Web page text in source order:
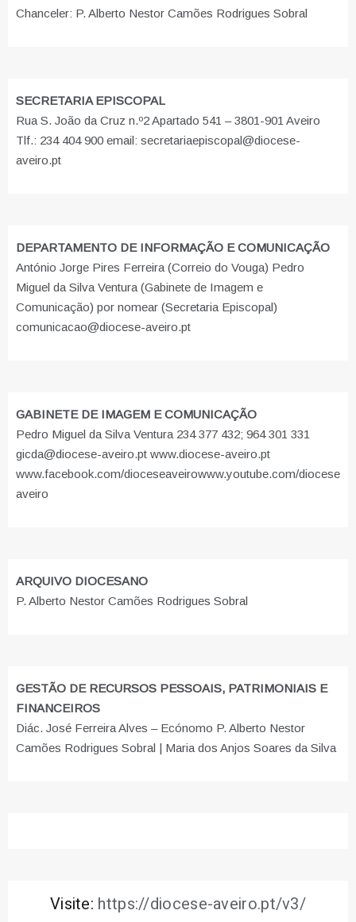
Chanceler: P. Alberto Nestor Camões Rodrigues Sobral
SECRETARIA EPISCOPAL
Rua S. João da Cruz n.º2 Apartado 541 – 3801-901 Aveiro
Tlf.: 234 404 900 email: secretariaepiscopal@diocese-
aveiro.pt
DEPARTAMENTO DE INFORMAÇÃO E COMUNICAÇÃO
António Jorge Pires Ferreira (Correio do Vouga) Pedro
Miguel da Silva Ventura (Gabinete de Imagem e
Comunicação) por nomear (Secretaria Episcopal)
comunicacao@diocese-aveiro.pt
GABINETE DE IMAGEM E COMUNICAÇÃO
Pedro Miguel da Silva Ventura 234 377 432; 964 301 331
gicda@diocese-aveiro.pt www.diocese-aveiro.pt
www.facebook.com/dioceseaveirowww.youtube.com/diocese
aveiro
ARQUIVO DIOCESANO
P. Alberto Nestor Camões Rodrigues Sobral
GESTÃO DE RECURSOS PESSOAIS, PATRIMONIAIS E
FINANCEIROS
Diác. José Ferreira Alves – Ecónomo P. Alberto Nestor
Camões Rodrigues Sobral | Maria dos Anjos Soares da Silva
Visite: https://diocese-aveiro.pt/v3/